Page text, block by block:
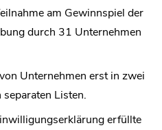
am Gewinnspiel der
durch 31 Unternehmen
Unternehmen erst in zwei
Listen.
erfüllte